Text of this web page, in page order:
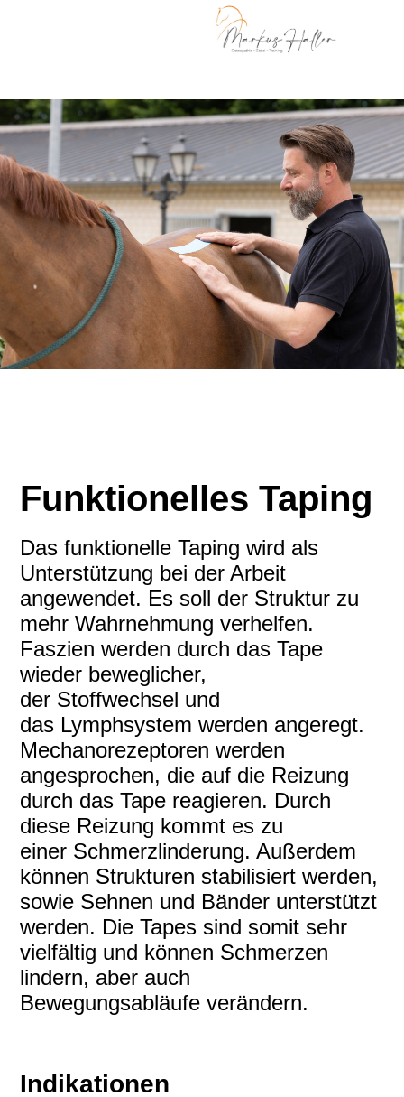
Funktionelles Taping
Das funktionelle Taping wird als
Unterstützung bei der Arbeit
angewendet. Es soll der Struktur zu
mehr Wahrnehmung verhelfen.
Faszien werden durch das Tape
wieder beweglicher,
der Stoffwechsel und
das Lymphsystem werden angeregt.
Mechanorezeptoren werden
angesprochen, die auf die Reizung
durch das Tape reagieren. Durch
diese Reizung kommt es zu
einer Schmerzlinderung. Außerdem
können Strukturen stabilisiert werden,
sowie Sehnen und Bänder unterstützt
werden. Die Tapes sind somit sehr
vielfältig und können Schmerzen
lindern, aber auch
Bewegungsabläufe verändern.
Indikationen